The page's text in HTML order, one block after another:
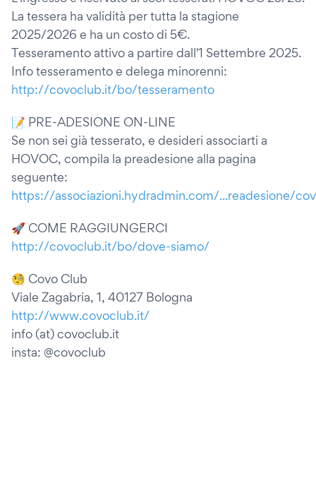
La tessera ha validità per tutta la stagione
2025/2026 e ha un costo di 5€.
Tesseramento attivo a partire dall'1 Settembre 2025.
Info tesseramento e delega minorenni:
http://covoclub.it/bo/tesseramento
📝 PRE-ADESIONE ON-LINE
Se non sei già tesserato, e desideri associarti a
HOVOC, compila la preadesione alla pagina
seguente:
https://associazioni.hydradmin.com/...readesione/
🚀 COME RAGGIUNGERCI
http://covoclub.it/bo/dove-siamo/
🧐 Covo Club
Viale Zagabria, 1, 40127 Bologna
http://www.covoclub.it/
info (at) covoclub.it
insta: @covoclub